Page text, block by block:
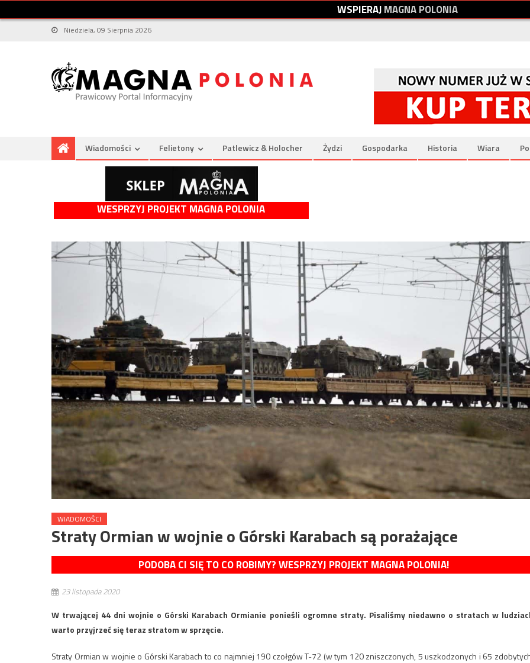
WSPIERAJMAGNAPOLONIA
Niedziela, 09 Sierpnia 2026
Wiadomości Felietony Patlewicz & Holocher Żydzi Gospodarka Historia Wiara
WESPRZYJ PROJEKT MAGNA POLONIA
WIADOMOŚCI
Straty Ormian w wojnie o Górski Karabach są porażające
PODOBA CI SIĘ TO CO ROBIMY? WESPRZYJ PROJEKT MAGNA POLONIA!
23 listopada 2020
W trwającej 44 dni wojnie o Górski Karabach Ormianie ponieśli ogromne straty. Pisaliśmy niedawno o stratach w
warto przyjrzeć się teraz stratom w sprzęcie.
Straty Ormian w wojnie o Górski Karabach to co najmniej 190 czołgów T-72 (w tym 120 zniszczonych, 5 uszkodzonych i 65